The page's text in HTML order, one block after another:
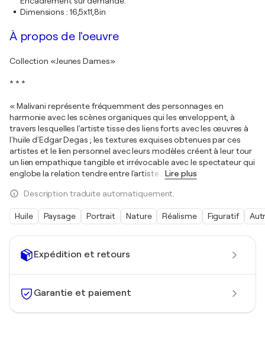
Expédition et retours
Garantie et paiement
Dimensions : 16,5x11,8in
À propos de l'oeuvre
Collection «Jeunes Dames»
* * *
« Malivani représente fréquemment des personnages en
harmonie avec les scènes organiques qui les enveloppent, à
travers lesquelles l'artiste tisse des liens forts avec les œuvres à
l'huile d'Edgar Degas ; les textures exquises obtenues par ces
artistes et le lien personnel avec leurs modèles créent à leur tour
un lien empathique tangible et irrévocable avec le spectateur qui
englobe la relation tendre entre l'artiste
Lire plus
Description traduite automatiquement.
Huile Paysage Portrait Nature Réalisme Figuratif